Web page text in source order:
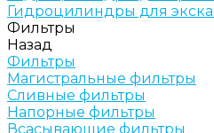
Гидроцилиндры для
Фильтры
Назад
Фильтры
Магистральные фильтры
Сливные фильтры
Напорные фильтры
Всасывающие фильтры